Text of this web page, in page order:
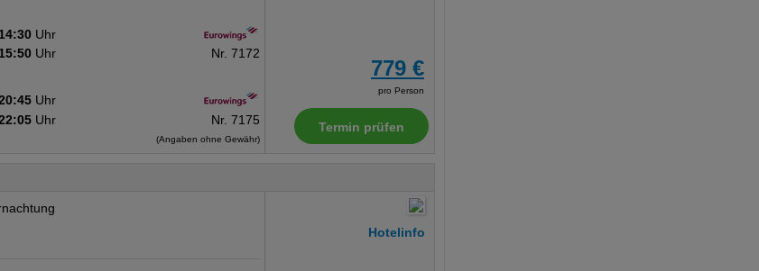
14:30 Uhr
15:50 Uhr
Nr. 7172
Uhr
Uhr Nr. 7175
(Angaben ohne Gewähr)
779 €
pro Person
Termin prüfen
Hotelinfo